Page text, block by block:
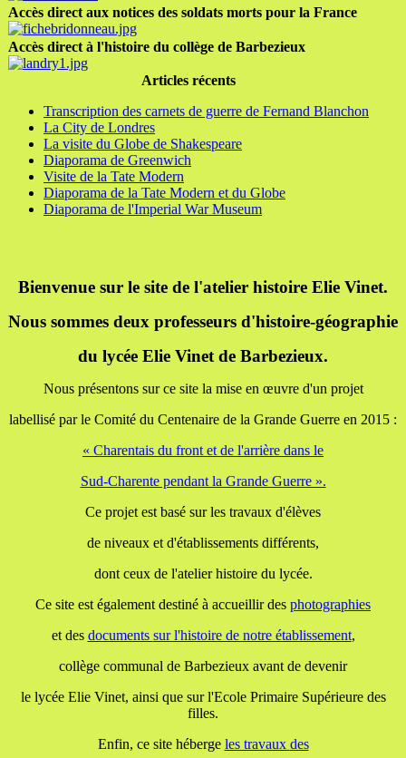
Accès direct aux notices des soldats morts pour la France
Accès direct à l'histoire du collège de Barbezieux
Articles récents
Transcription des carnets de guerre de Fernand Blanchon
La City de Londres
La visite du Globe de Shakespeare
Diaporama de Greenwich
Visite de la Tate Modern
Diaporama de la Tate Modern et du Globe
Diaporama de l'Imperial War Museum
Bienvenue sur le site de l'atelier histoire Elie Vinet.
Nous sommes deux professeurs d'histoire-géographie
du lycée Elie Vinet de Barbezieux.
Nous présentons sur ce site la mise en œuvre d'un projet
labellisé par le Comité du Centenaire de la Grande Guerre en 2015 :
« Charentais du front et de l'arrière dans le
Sud-Charente pendant la Grande Guerre ».
Ce projet est basé sur les travaux d'élèves
de niveaux et d'établissements différents,
dont ceux de l'atelier histoire du lycée.
Ce site est également destiné à accueillir des photographies
et des documents sur l'histoire de notre établissement,
collège communal de Barbezieux avant de devenir
le lycée Elie Vinet, ainsi que sur l'Ecole Primaire Supérieure des
filles.
Enfin, ce site héberge les travaux des